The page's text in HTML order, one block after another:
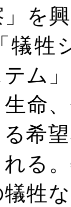
を
犠牲
ム
命
希
る
牲